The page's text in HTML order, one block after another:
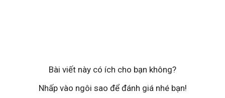
Bài viết này có ích cho bạn không?
Nhấp vào ngôi sao để đánh giá nhé bạn!